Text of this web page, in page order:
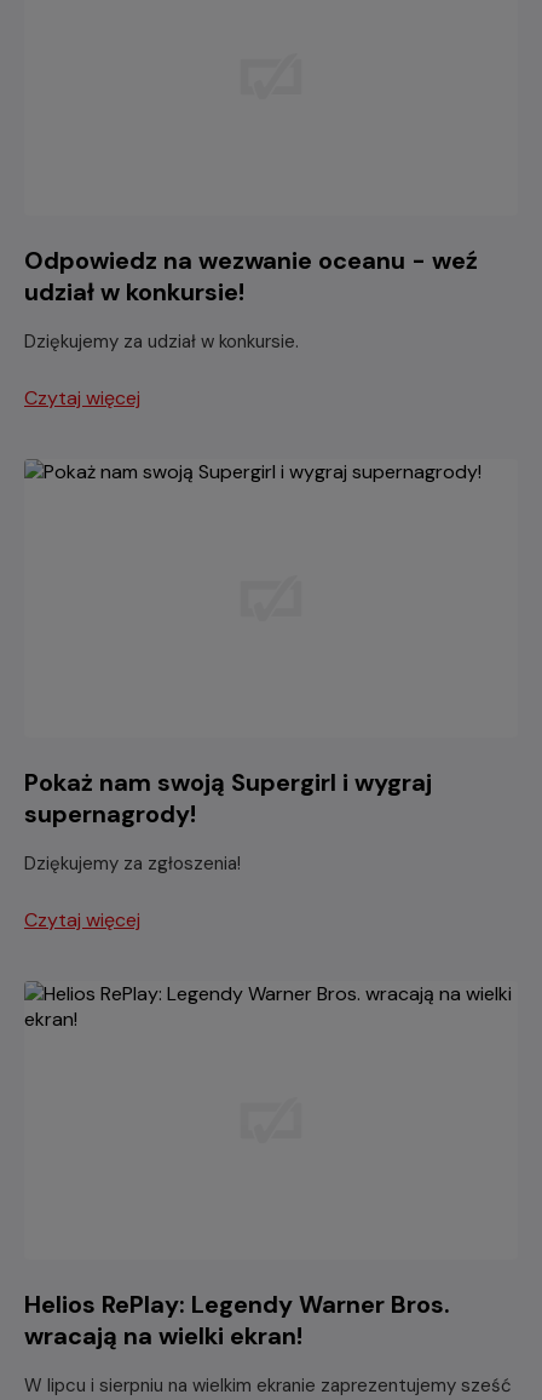
Odpowiedz na wezwanie oceanu - weź
udział w konkursie!
Dziękujemy za udział w konkursie.
Czytaj więcej
Pokaż nam swoją Supergirl i wygraj
supernagrody!
Dziękujemy za zgłoszenia!
Czytaj więcej
Helios RePlay: Legendy Warner Bros.
wracają na wielki ekran!
W lipcu i sierpniu na wielkim ekranie zaprezentujemy sześć